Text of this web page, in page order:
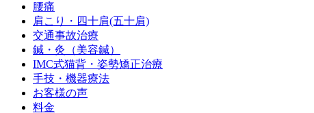
腰痛
肩こり・四十肩(五十肩)
交通事故治療
鍼・灸（美容鍼）
IMC式猫背・姿勢矯正治療
手技・機器療法
お客様の声
料金